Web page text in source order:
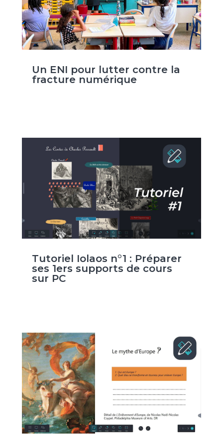
Un ENI pour lutter contre la
fracture numérique
Tutoriel Iolaos n°1 : Préparer
ses 1ers supports de cours
sur PC